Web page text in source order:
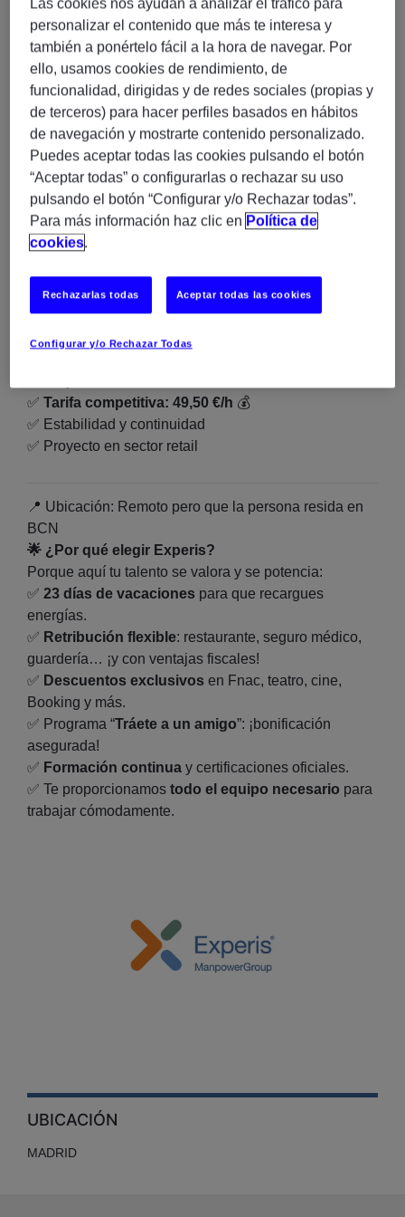
Desarrollo de integraciones medianteMuleSoft
Trabajo conAPIs y arquitectura de servicios
Participación en proyectos de conexión entre
sistemas
Colaboración en entornos técnicos dinámicos
🔹 ¿Qué buscamos?
Experiencia enMuleSoft development
Conocimientos en integración de APIs
Perfil
Valorable experiencia previa en entornos
similares
🔹 ¿Qué ofrecemos?
✅ Tarifa competitiva: 49,50 €/h 💰
✅ Estabilidad y continuidad
✅ Proyecto en sector retail
📍 Ubicación: Remoto pero que la persona resida en
BCN
🌟 ¿Por qué elegir Experis?
Porque aquí tu talento se valora y se potencia:
✅ 23 días de vacaciones para que recargues
energías.
✅ Retribución flexible: restaurante, seguro médico,
guardería… ¡y con ventajas fiscales!
✅ Descuentos exclusivos en Fnac, teatro, cine,
Booking y más.
✅ Programa “Tráete a un amigo”: ¡bonificación
asegurada!
✅ Formación continua y certificaciones oficiales.
✅ Te proporcionamos todo el equipo necesario para
trabajar cómodamente.
UBICACIÓN
MADRID
Las cookies nos ayudan a analizar el tráfico para
personalizar el contenido que más te interesa y
también a ponértelo fácil a la hora de navegar. Por
ello, usamos cookies de rendimiento, de
funcionalidad, dirigidas y de redes sociales (propias y
de terceros) para hacer perfiles basados en hábitos
de navegación y mostrarte contenido personalizado.
Puedes aceptar todas las cookies pulsando el botón
“Aceptar todas” o configurarlas o rechazar su uso
pulsando el botón “Configurar y/o Rechazar todas”.
Para más información haz clic en Política de
cookies.
Configurar y/o Rechazar Todas
Rechazarlas todas Aceptar todas las cookies